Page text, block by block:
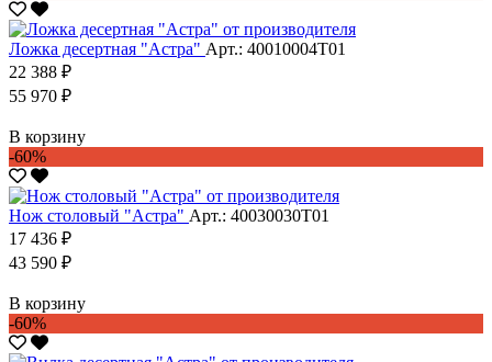
Ложка десертная "Астра" Арт.: 40010004Т01
22 388 ₽
55 970 ₽
В корзину
-60%
Нож столовый "Астра" Арт.: 40030030Т01
17 436 ₽
43 590 ₽
В корзину
-60%